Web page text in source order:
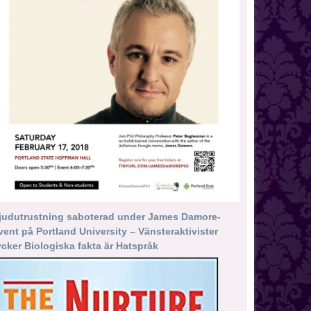
saboterad under James Damore-
på Portland University – Vänsteraktivister
Biologiska fakta är Hatspråk